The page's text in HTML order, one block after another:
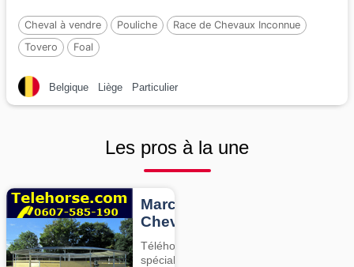
Cheval à vendre Pouliche
Race de Chevaux Inconnue
Tovero
Foal
Belgique Liège Particulier
Les pros à la une
Marcheurs
Chevaux
Téléhorse,
spécialiste